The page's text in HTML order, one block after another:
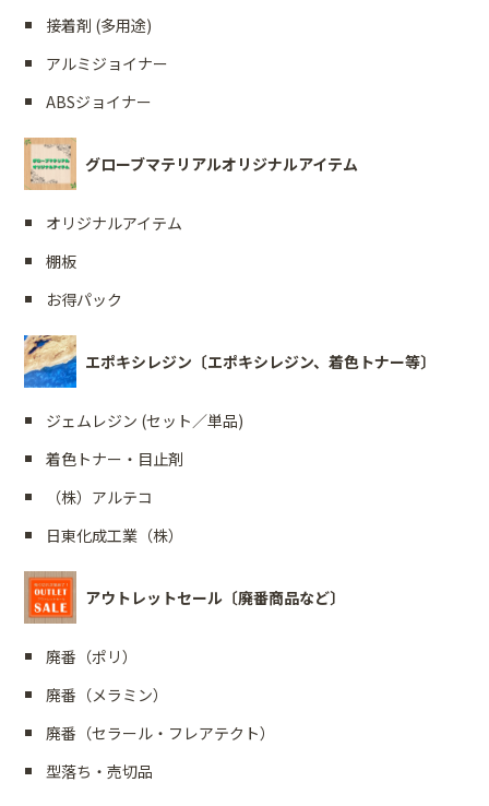
接着剤 (多用途)
アルミジョイナー
ABSジョイナー
グローブマテリアルオリジナルアイテム
オリジナルアイテム
棚板
お得パック
エポキシレジン〔エポキシレジン、着色トナー等〕
ジェムレジン (セット／単品)
着色トナー・目止剤
（株）アルテコ
日東化成工業（株）
アウトレットセール〔廃番商品など〕
廃番（ポリ）
廃番（メラミン）
廃番（セラール・フレアテクト）
型落ち・売切品